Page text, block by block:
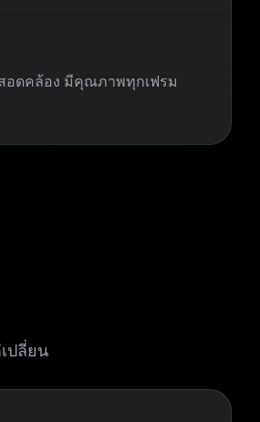
อดคล้อง มีคุณภาพทุกเฟรม
ปลี่ยน